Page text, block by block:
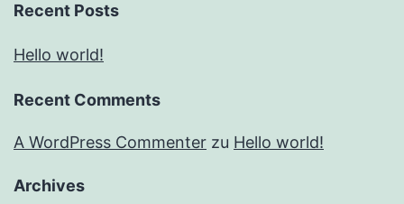
Recent Posts
Hello world!
Recent Comments
A WordPress Commenter zu Hello world!
Archives